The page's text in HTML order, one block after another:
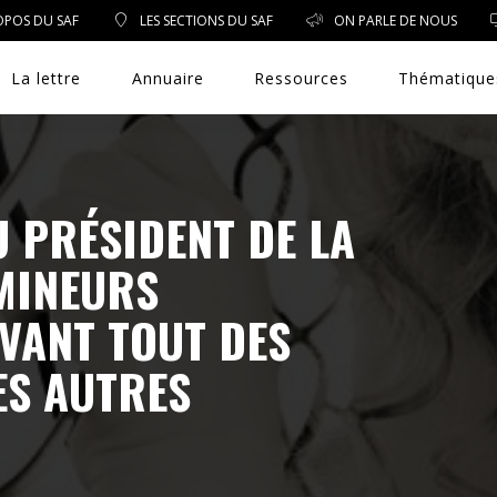
DU SAF LES SECTIONS DU SAF ON PARLE DE NOUS
La lettre Annuaire Ressources
DROIT PUBLIC
DROIT SOCIAL
ENVIRONNEMENT/SANTÉ
PRÉSIDENT DE LA
TOUT DES
AUTRES